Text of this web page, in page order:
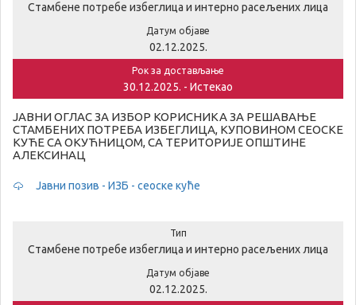
Стамбене потребе избеглица и интерно расељених лица
Датум објаве
02.12.2025.
Рок за достављање
30.12.2025. - Истекао
ЈАВНИ ОГЛАС ЗА ИЗБОР КОРИСНИКА ЗА РЕШАВАЊЕ
СТАМБЕНИХ ПОТРЕБА ИЗБЕГЛИЦА, КУПОВИНОМ СЕОСКЕ
КУЋЕ СА ОКУЋНИЦОМ, СА ТЕРИТОРИЈЕ ОПШТИНЕ
АЛЕКСИНАЦ
Јавни позив - ИЗБ - сеоске куће
Тип
Стамбене потребе избеглица и интерно расељених лица
Датум објаве
02.12.2025.